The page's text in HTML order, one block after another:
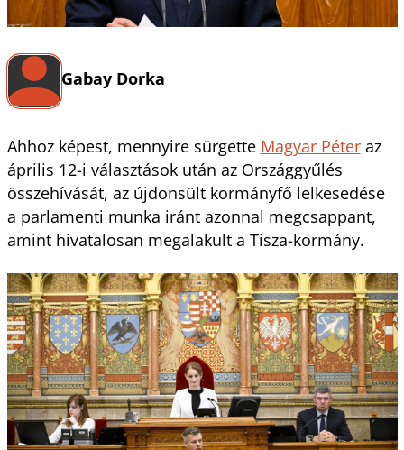
Gabay Dorka
Ahhoz képest, mennyire sürgette Magyar Péteraz
április 12-i választások után az Országgyűlés
összehívását, az újdonsült kormányfő lelkesedése
a parlamenti munka iránt azonnal megcsappant,
amint hivatalosan megalakult a Tisza-kormány.